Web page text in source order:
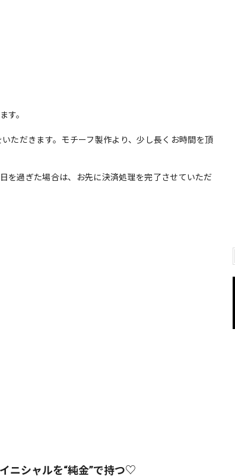
す。
ただきます。モチーフ製作より、少し長くお時間を頂
を過ぎた場合は、お先に決済処理を完了させていただ
ニシャルを“純金”で持つ♡